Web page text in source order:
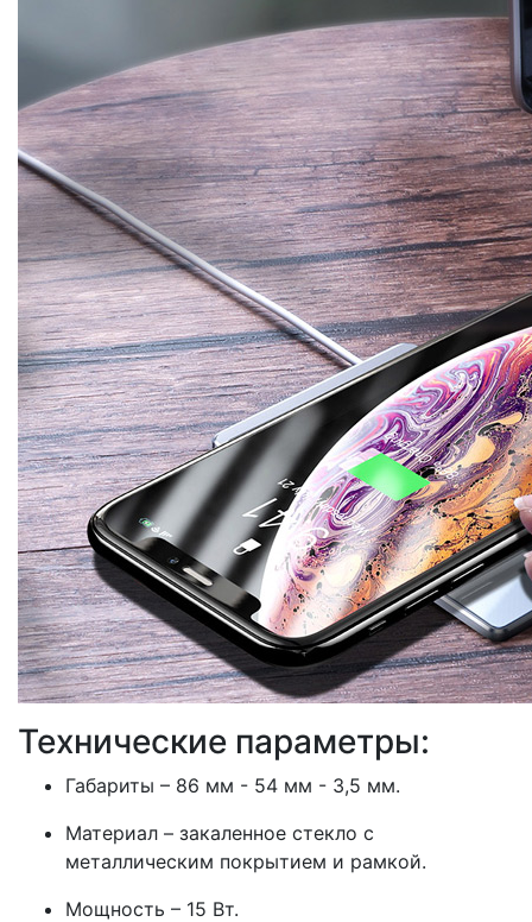
Технические параметры:
Габариты – 86 мм - 54 мм - 3,5 мм.
Материал – закаленное стекло с
металлическим покрытием и рамкой.
Мощность – 15 Вт.